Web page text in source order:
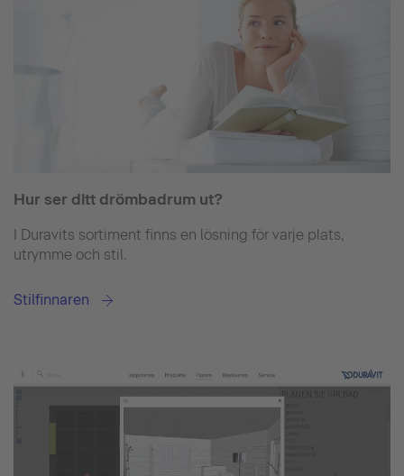
Hur ser ditt drömbadrum ut?
I Duravits sortiment finns en lösning för varje plats,
utrymme och stil.
Stilfinnaren